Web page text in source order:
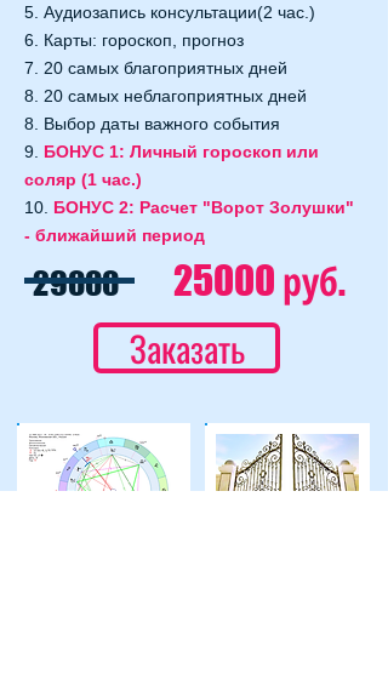
5. Аудиозапись консультации(2 час.)
6. Карты: гороскоп, прогноз
7.
20 самых благоприятных дней
8. 20 самых неблагоприятных дней
8. Выбор даты важного события
9. БОНУС 1: Личный гороскоп или
соляр (1 час.)
10. БОНУС 2: Расчет "Ворот Золушки"
- ближайший период
29000 25000 руб.
Заказать